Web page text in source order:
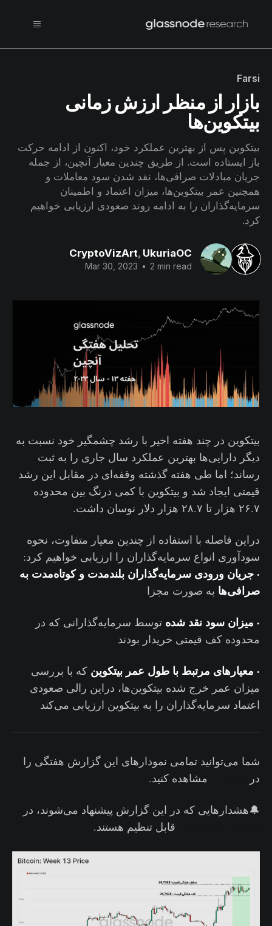
Farsi
بازار از منظر ارزش زمانی
بیتکوین‌ها
بیتکوین پس از بهترین عملکرد خود، اکنون از ادامه حرکت
باز ایستاده است. از طریق چندین معیار آنچین، از جمله
جریان مبادلات صرافی‌ها، نقد شدن سود معاملات و
همچنین عمر بیتکوین‌ها، میزان اعتماد و اطمینان
سرمایه‌گذاران را به ادامه روند صعودی ارزیابی خواهیم
کرد.
CryptoVizArt, UkuriaOC
Mar 30, 2023 • 2 min read
بیتکوین در چند هفته اخیر با رشد چشمگیر خود نسبت به
دیگر دارایی‌ها بهترین عملکرد سال جاری را به ثبت
رساند؛ اما طی هفته گذشته وقفه‌ای در مقابل این رشد
قیمتی ایجاد شد و بیتکوین با کمی درنگ بین محدوده
۲۶.۷ هزار تا ۲۸.۷ هزار دلار نوسان داشت.
دراین فاصله با استفاده از چندین معیار متفاوت، نحوه
سودآوری انواع سرمایه‌گذاران را ارزیابی خواهیم کرد:
·جریان ورودی سرمایه‌گذاران بلندمدت و کوتاه‌مدت به
صرافی‌ها به صورت مجزا
· میزان سود نقد شده توسط سرمایه‌گذارانی که در
محدوده کف قیمتی خریدار بودند
· معیارهای مرتبط با طول عمر بیتکوین‌ که با بررسی
میزان عمر خرج شده بیتکوین‌ها، دراین رالی صعودی
اعتماد سرمایه‌گذاران را به بیتکوین ارزیابی می‌کند
شما می‌توانید تمامی نمودارهای این گزارش هفتگی را
در
مشاهده کنید.
🔔هشدارهایی که در این گزارش پیشنهاد می‌شوند، در
قابل تنظیم هستند.